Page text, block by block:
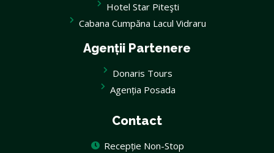
Hotel Star Piteşti
Cabana Cumpăna Lacul Vidraru
Agenții Partenere
Donaris Tours
Agenția Posada
Contact
Recepție Non-Stop